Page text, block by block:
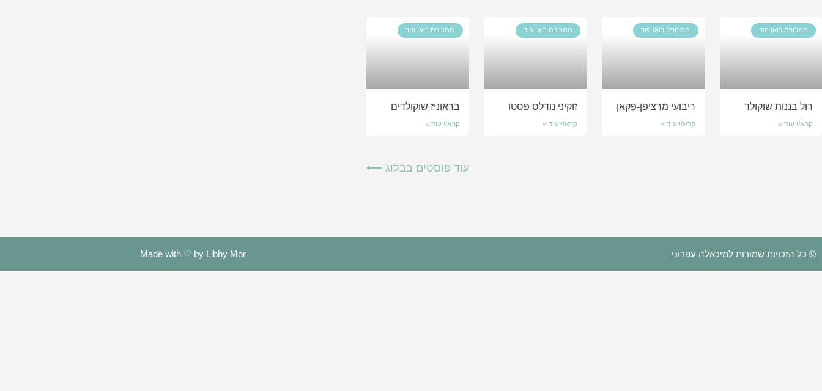
מתכונים רואו פוד
רול בננות שוקולד
קרא/י עוד »
מתכונים רואו פוד
ריבועי מרציפן-פקאן
קרא/י עוד »
מתכונים רואו פוד
זוקיני נודלס פסטו
קרא/י עוד »
מתכונים רואו פוד
בראוניז שוקולדים
קרא/י עוד »
עוד פוסטים בבלוג ⟵
© כל הזכויות שמורות למיכאלה עפרוני Made with ♡ by Libby Mor